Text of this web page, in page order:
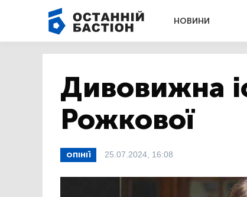
НОВИНИ
Дивовижна
Рожкової
ОПІНІЇ 25.07.2024, 16:08